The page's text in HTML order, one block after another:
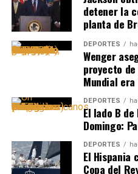
detener la
planta de
DEPORTES
Wenger
proyecto
Mundial
DEPORTES
El lado B
Domingo:
DEPORTES
El Hispania
Copa del